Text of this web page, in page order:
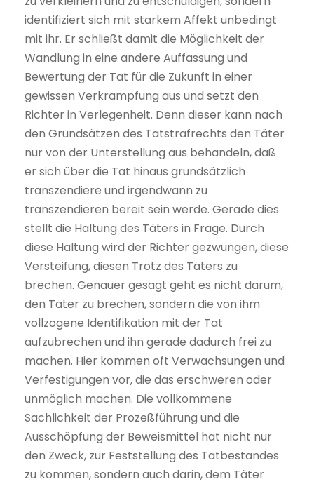
identifiziert sich mit starkem Affekt unbedingt
mit ihr. Er schließt damit die Möglichkeit der
Wandlung in eine andere Auffassung und
Bewertung der Tat für die Zukunft in einer
gewissen Verkrampfung aus und setzt den
Richter in Verlegenheit. Denn dieser kann nach
den Grundsätzen des Tatstrafrechts den Täter
nur von der Unterstellung aus behandeln, daß
er sich über die Tat hinaus grundsätzlich
transzendiere und irgendwann zu
transzendieren bereit sein werde. Gerade dies
stellt die Haltung des Täters in Frage. Durch
diese Haltung wird der Richter gezwungen, diese
Versteifung, diesen Trotz des Täters zu
brechen. Genauer gesagt geht es nicht darum,
den Täter zu brechen, sondern die von ihm
vollzogene Identifikation mit der Tat
aufzubrechen und ihn gerade dadurch frei zu
machen. Hier kommen oft Verwachsungen und
Verfestigungen vor, die das erschweren oder
unmöglich machen. Die vollkommene
Sachlichkeit der Prozeßführung und die
Ausschöpfung der Beweismittel hat nicht nur
den Zweck, zur Feststellung des Tatbestandes
zu kommen, sondern auch darin, dem Täter